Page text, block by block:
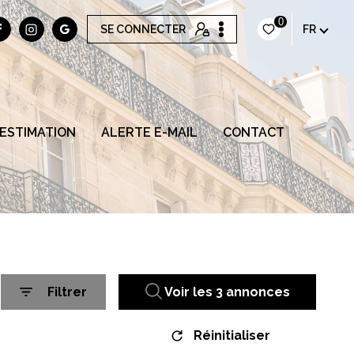
SE CONNECTER
0
FR
ESTIMATION ALERTE E-MAIL CONTACT
Filtrer Voir les 3 annonces
Réinitialiser